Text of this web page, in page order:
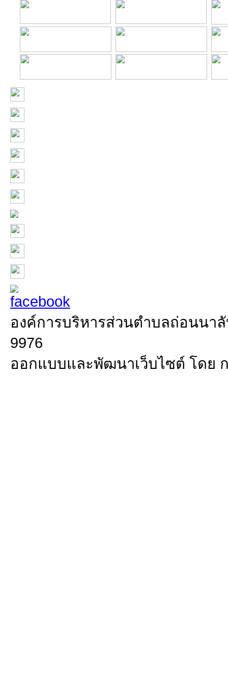
องค์การบริหารส่วนตำบลถ่อนนา
9976
ออกแบบและพัฒนาเว็บไซต์ โดย